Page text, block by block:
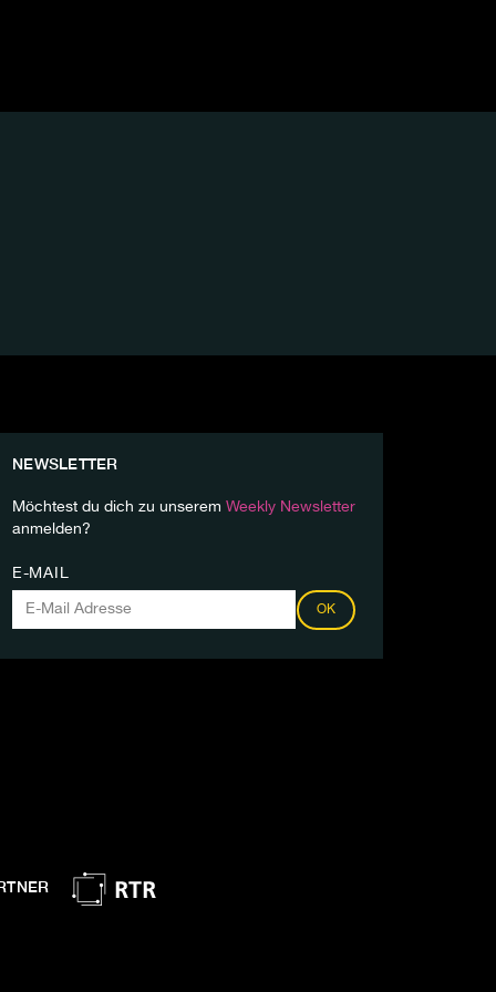
NEWSLETTER
Möchtest du dich zu unserem Weekly Newsletter
anmelden?
E-MAIL
OK